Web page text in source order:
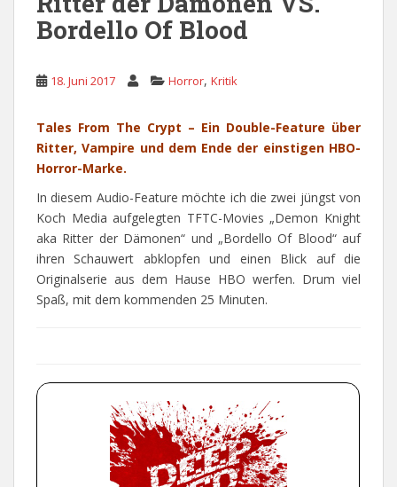
Bordello Of Blood
18. Juni 2017 Horror, Kritik
Tales From The Crypt – Ein Double-Feature über
Ritter, Vampire und dem Ende der einstigen HBO-
Horror-Marke.
In diesem Audio-Feature möchte ich die zwei jüngst von
Koch Media aufgelegten TFTC-Movies „Demon Knight
aka Ritter der Dämonen“ und „Bordello Of Blood“ auf
ihren Schauwert abklopfen und einen Blick auf die
Originalserie aus dem Hause HBO werfen. Drum viel
Spaß, mit dem kommenden 25 Minuten.